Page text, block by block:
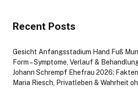
Recent Posts
Gesicht Anfangsstadium Hand Fuß
Form – Symptome, Verlauf &
Johann Schrempf Ehefrau 2026:
Maria Riesch, Privatleben & Wahrheit